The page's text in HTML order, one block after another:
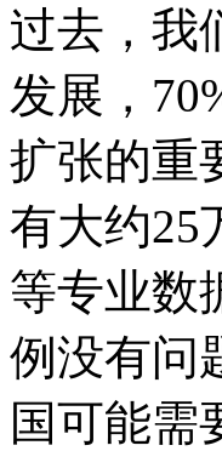
过去，我
发展，
扩张的重
有大约25
等专业数
例没有问
国可能需